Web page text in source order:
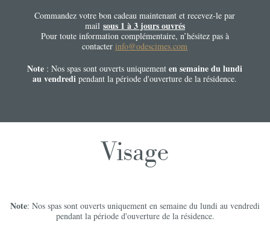
Commandez votre bon cadeau maintenant et recevez-le par
mail sous 1 à 3 jours ouvrés
Pour toute information complémentaire, n’hésitez pas à
contacter info@odescimes.com
Note : Nos spas sont ouverts uniquementen semaine du lundi
au vendredi pendant la période d'ouverture de la résidence.
Visage
Note: Nos spas sont ouverts uniquement en semaine du lundi au vendredi
pendant la période d'ouverture de la résidence.